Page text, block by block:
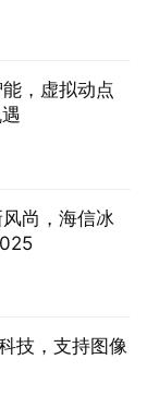
，虚拟动点
尚，海信冰
技，支持图像